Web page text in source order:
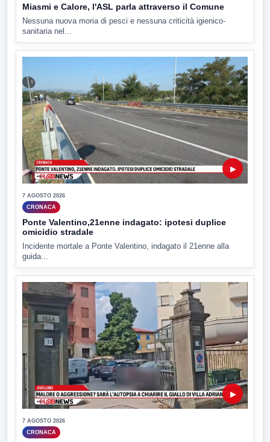
Miasmi e Calore, l'ASL parla attraverso il Comune
Nessuna nuova moria di pesci e nessuna criticità igienico-
sanitaria nel...
▶
7 AGOSTO 2026
CRONACA
Ponte Valentino,21enne indagato: ipotesi duplice
omicidio stradale
Incidente mortale a Ponte Valentino, indagato il 21enne alla
guida...
▶
7 AGOSTO 2026
CRONACA